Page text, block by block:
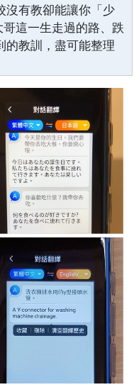
沒有教卻能讓你「少
這一生走過的路、跌
的教訓，盡可能整理